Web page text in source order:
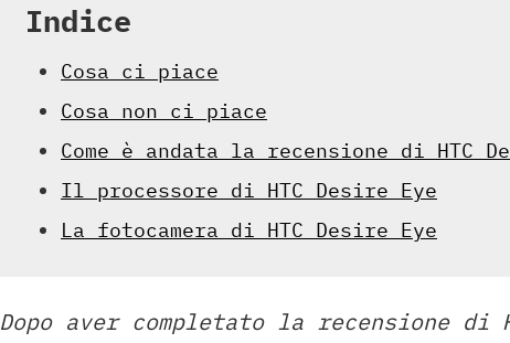
Indice
Cosa ci piace
Cosa non ci piace
Come è andata la recensione di HTC
Il processore di HTC Desire Eye
La fotocamera di HTC Desire Eye
Dopo aver completato la recensione di